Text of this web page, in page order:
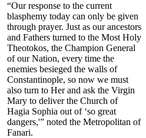
“Our response to the current
blasphemy today can only be given
through prayer. Just as our ancestors
and Fathers turned to the Most Holy
Theotokos, the Champion General
of our Nation, every time the
enemies besieged the walls of
Constantinople, so now we must
also turn to Her and ask the Virgin
Mary to deliver the Church of
Hagia Sophia out of ‘so great
dangers,'” noted the Metropolitan of
Fanari.